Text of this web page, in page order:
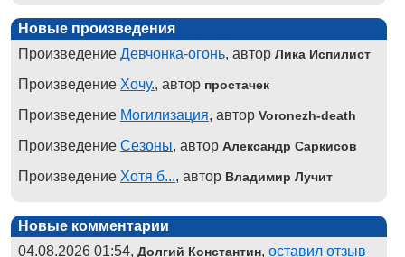
Новые произведения
Произведение Девчонка-огонь, автор Лика Испилист
Произведение Хочу., автор простачек
Произведение Могилизация, автор Voronezh-death
Произведение Сезоны, автор Александр Саркисов
Произведение Хотя б..., автор Владимир Лучит
Новые комментарии
04.08.2026 01:54, Долгий Константин, оставил отзыв